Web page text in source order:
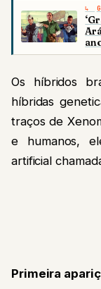
Os híbridos
híbridas
traços de
e humanos,
artificial
Primeira